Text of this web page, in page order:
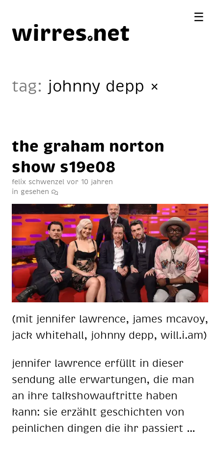
wirres net
tag: johnny depp ×
the gra­ham nor­ton
show s19e08
felix schwenzel vor 10 jahren
in gesehen
(mit jen­ni­fer law­rence, ja­mes mca­voy,
jack whi­te­hall, john­ny depp, will.i.am)
jen­ni­fer law­rence er­füllt in die­ser
sen­dung alle er­war­tun­gen, die man
an ihre talk­show­auf­trit­te ha­ben
kann: sie er­zählt ge­schich­ten von
pein­li­chen din­gen die ihr pas­siert …
☰